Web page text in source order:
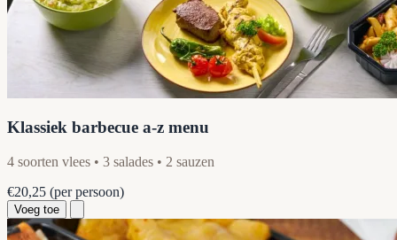
Klassiek barbecue a-z menu
4 soorten vlees • 3 salades • 2 sauzen
€20,25 (per persoon)
Voeg toe